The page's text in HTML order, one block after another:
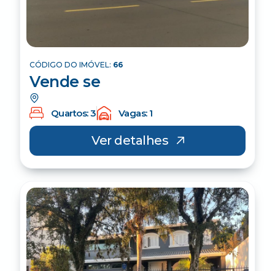
CÓDIGO DO IMÓVEL: 66
Vende se
Quartos: 3 Vagas: 1
Ver detalhes